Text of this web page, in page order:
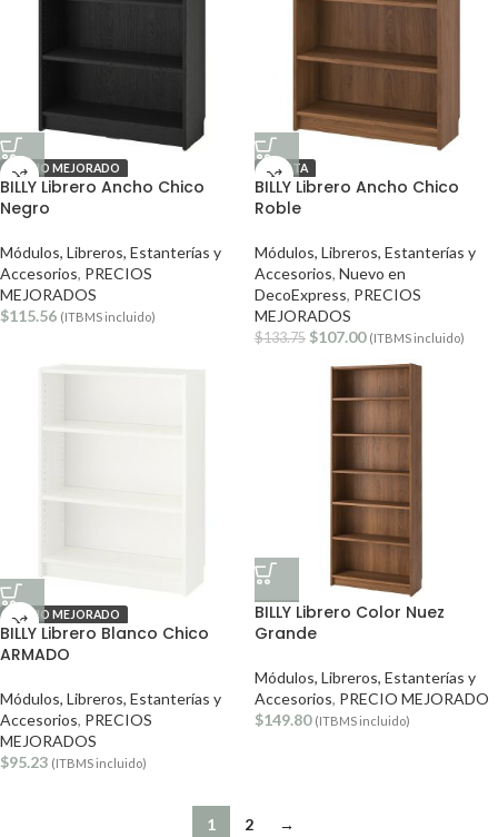
PRECIO MEJORADO
BILLY Librero Ancho Chico
Negro
Módulos, Libreros, Estanterías y
Accesorios, PRECIOS
MEJORADOS
$115.56 (ITBMS incluido)
OFERTA
BILLY Librero Ancho Chico
Roble
Módulos, Libreros, Estanterías y
Accesorios, Nuevo en
DecoExpress, PRECIOS
MEJORADOS
$133.75 $107.00 (ITBMS incluido)
PRECIO MEJORADO
BILLY Librero Blanco Chico
ARMADO
Módulos, Libreros, Estanterías y
Accesorios, PRECIOS
MEJORADOS
$95.23 (ITBMS incluido)
BILLY Librero Color Nuez
Grande
Módulos, Libreros, Estanterías y
Accesorios, PRECIO MEJORADO
$149.80 (ITBMS incluido)
1 2 →